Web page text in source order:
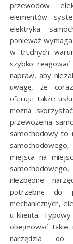
przewodów
elementów
elektryka
ponieważ
w trudnych
szybko
napraw, aby
uwagę, że
oferuje także
można
przewożenia
samochodowy to
miejsca na
niezbędne
potrzebne do
mechanicznych,
u klienta.
obejmować takie
narzędzia do